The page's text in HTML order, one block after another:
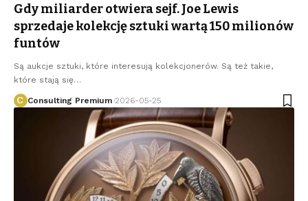
Gdy miliarder otwiera sejf. Joe Lewis
sprzedaje kolekcję sztuki wartą 150 milionów
funtów
Są aukcje sztuki, które interesują kolekcjonerów. Są też takie,
które stają się…
Consulting Premium 2026-05-25